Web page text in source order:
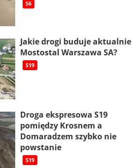
S6
Jakie drogi buduje aktualnie
Mostostal Warszawa SA?
S19
Droga ekspresowa S19
pomiędzy Krosnem a
Domaradzem szybko nie
powstanie
S19